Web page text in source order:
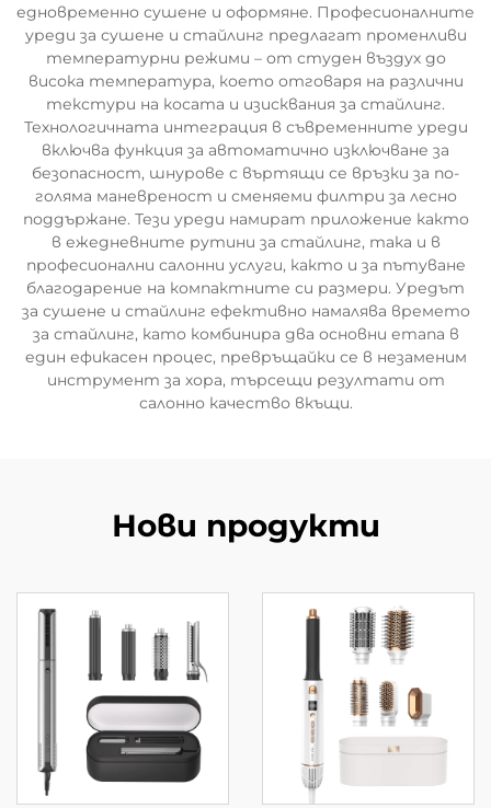
едновременно сушене и оформяне. Професионалните
уреди за сушене и стайлинг предлагат променливи
температурни режими – от студен въздух до
висока температура, което отговаря на различни
текстури на косата и изисквания за стайлинг.
Технологичната интеграция в съвременните уреди
включва функция за автоматично изключване за
безопасност, шнурове с въртящи се връзки за по-
голяма маневреност и сменяеми филтри за лесно
поддържане. Тези уреди намират приложение както
в ежедневните рутини за стайлинг, така и в
професионални салонни услуги, както и за пътуване
благодарение на компактните си размери. Уредът
за сушене и стайлинг ефективно намалява времето
за стайлинг, като комбинира два основни етапа в
един ефикасен процес, превръщайки се в незаменим
инструмент за хора, търсещи резултати от
салонно качество вкъщи.
Нови продукти